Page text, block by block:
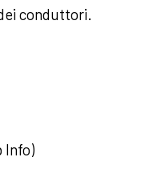
conduttori.
Info)